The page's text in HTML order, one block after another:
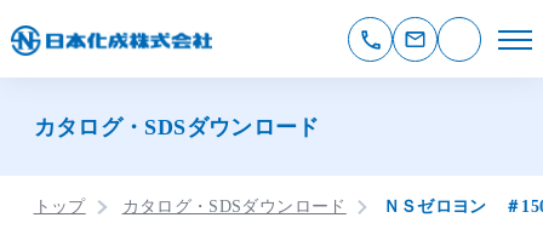
カタログ・SDSダウンロード
トップ カタログ・SDSダウンロード ＮＳゼロヨン ＃